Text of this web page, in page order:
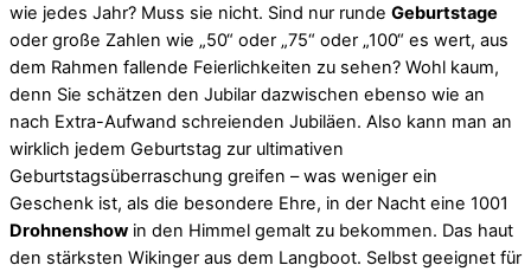
wie jedes Jahr? Muss sie nicht. Sind nur runde Geburtstage
oder große Zahlen wie „50“ oder „75“ oder „100“ es wert, aus
dem Rahmen fallende Feierlichkeiten zu sehen? Wohl kaum,
denn Sie schätzen den Jubilar dazwischen ebenso wie an
nach Extra-Aufwand schreienden Jubiläen. Also kann man an
wirklich jedem Geburtstag zur ultimativen
Geburtstagsüberraschung greifen – was weniger ein
Geschenk ist, als die besondere Ehre, in der Nacht eine 1001
Drohnenshow in den Himmel gemalt zu bekommen. Das haut
den stärksten Wikinger aus dem Langboot. Selbst geeignet für